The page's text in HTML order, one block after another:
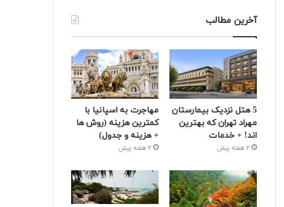
آخرین مطالب
5 هتل نزدیک بیمارستان
مهراد تهران که بهترین‌
اند! + خدمات
2 هفته پیش
مهاجرت به اسپانیا با
کمترین هزینه (روش ها
+ هزینه و جدول)
2 هفته پیش